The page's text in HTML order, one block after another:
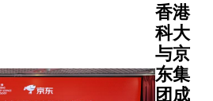
香港
科大
与京
东集
团成